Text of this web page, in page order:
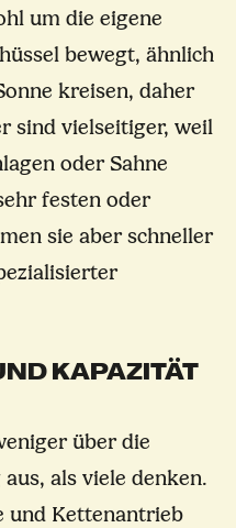
um die eigene
bewegt, ähnlich
kreisen, daher
sind vielseitiger, weil
oder Sahne
festen oder
sie aber schneller
KAPAZITÄT
über die
als viele denken.
und Kettenantrieb